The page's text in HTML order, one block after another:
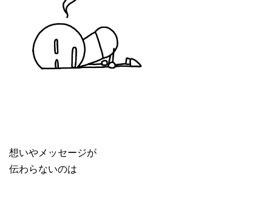
想いやメッセージが
伝わらないのは